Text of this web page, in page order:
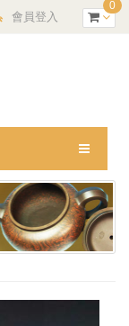
0
會員登入